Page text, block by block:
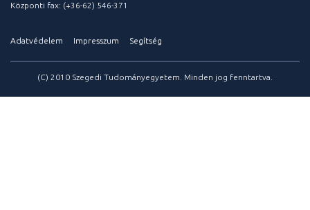
Központi fax: (+36-62) 546-371
Adatvédelem Impresszum Segítség
(C) 2010 Szegedi Tudományegyetem. Minden jog fenntartva.